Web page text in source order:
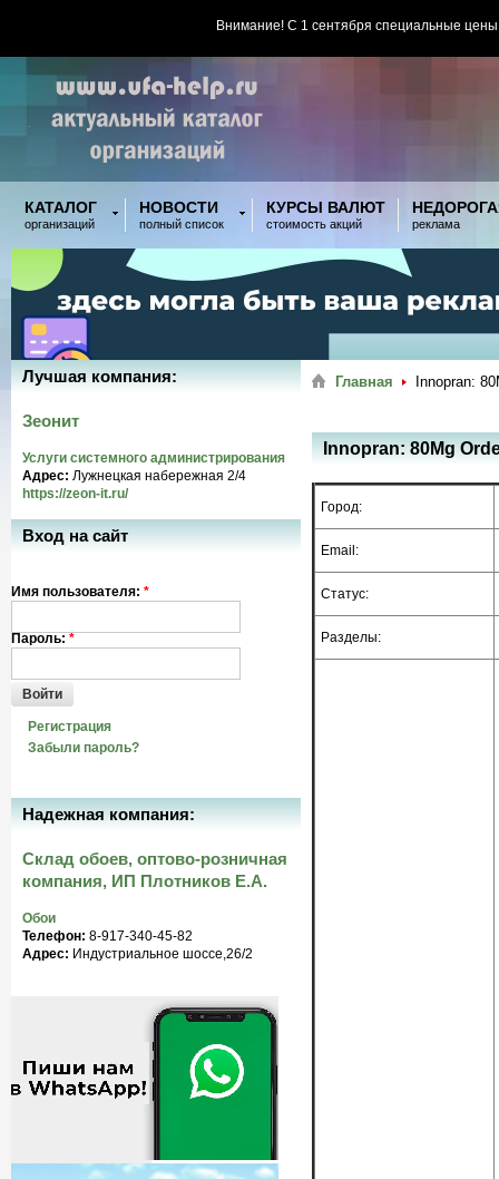
Внимание! С 1 сентября специальные
КАТАЛОГ
организаций
НОВОСТИ
полный список
КУРСЫ ВАЛЮТ
стоимость акций реклама
Главная Innopran:
Innopran: 80Mg
Город:
Email:
Статус:
Разделы:
Лучшая компания:
Зеонит
Услуги системного администрирования
Адрес: Лужнецкая набережная 2/4
https://zeon-it.ru/
Вход на сайт
Имя пользователя: *
Пароль: *
Войти
Регистрация
Забыли пароль?
Надежная компания:
Склад обоев, оптово-розничная
компания, ИП Плотников Е.А.
Обои
Телефон: 8-917-340-45-82
Адрес: Индустриальное шоссе,26/2